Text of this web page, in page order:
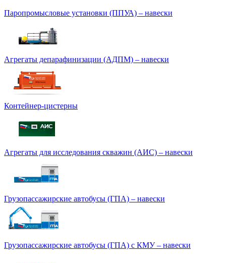
Паропромысловые установки (ППУА) – навески
Агрегаты депарафинизации (АДПМ) – навески
Контейнер-цистерны
Агрегаты для исследования скважин (АИС) – навески
Грузопассажирские автобусы (ГПА) – навески
Грузопассажирские автобусы (ГПА) с КМУ – навески